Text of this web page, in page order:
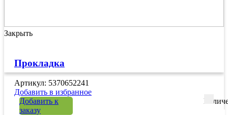
Закрыть
Прокладка
Артикул: 5370652241
Добавить в избранное
Добавить к
заказу